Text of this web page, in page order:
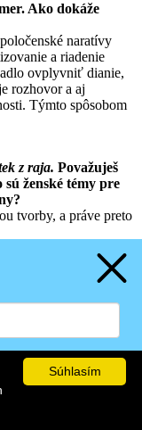
Ako dokáže
naratívy
a riadenie
ovplyvniť dianie,
rozhovor a aj
Týmto spôsobom
z raja. Považuješ
ženské témy pre
tvorby, a práve preto
s verejným,
Katkou
– štyri
normalizačné
v podobnom
dnes a riešili
frustrácie a tak
sme prinášali do
Súhlasím